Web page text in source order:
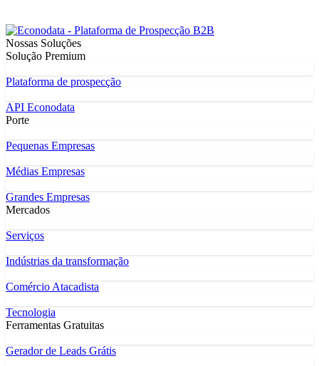
Nossas Soluções
Solução Premium
Plataforma de prospecção
API Econodata
Porte
Pequenas Empresas
Médias Empresas
Grandes Empresas
Mercados
Serviços
Indústrias da transformação
Comércio Atacadista
Tecnologia
Ferramentas Gratuitas
Gerador de Leads Grátis